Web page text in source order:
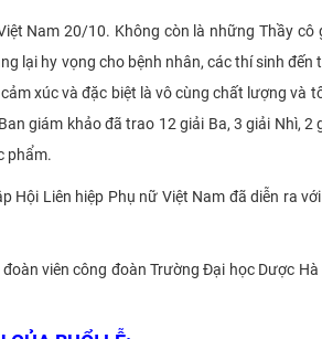
Nam 20/10. Không còn là những Thầy
hy vọng cho bệnh nhân, các thí sinh đến
xúc và đặc biệt là vô cùng chất lượng và
giám khảo đã trao 12 giải Ba, 3 giải Nhì,
phẩm.
Liên hiệp Phụ nữ Việt Nam đã diễn ra
viên công đoàn Trường Đại học Dược